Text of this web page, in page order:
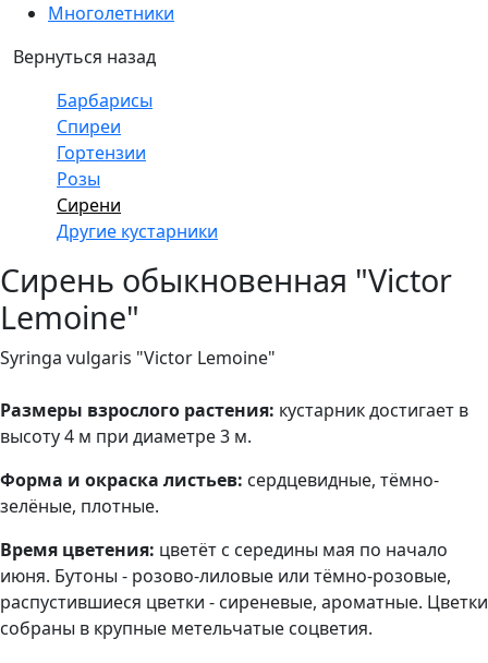
Многолетники
Вернуться назад
Барбарисы
Спиреи
Гортензии
Розы
Сирени
Другие кустарники
Сирень обыкновенная "Victor
Lemoine"
Syringa vulgaris "Victor Lemoine"
Размеры взрослого растения: кустарник достигает в
высоту 4 м при диаметре 3 м.
Форма и окраска листьев: сердцевидные, тёмно-
зелёные, плотные.
Время цветения: цветёт с середины мая по начало
июня. Бутоны - розово-лиловые или тёмно-розовые,
распустившиеся цветки - сиреневые, ароматные. Цветки
собраны в крупные метельчатые соцветия.